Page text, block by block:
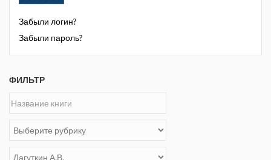
Забыли логин?
Забыли пароль?
ФИЛЬТР